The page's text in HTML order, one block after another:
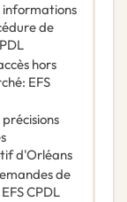
de
hors
: EFS
d'Orléans
de
EFS CPDL